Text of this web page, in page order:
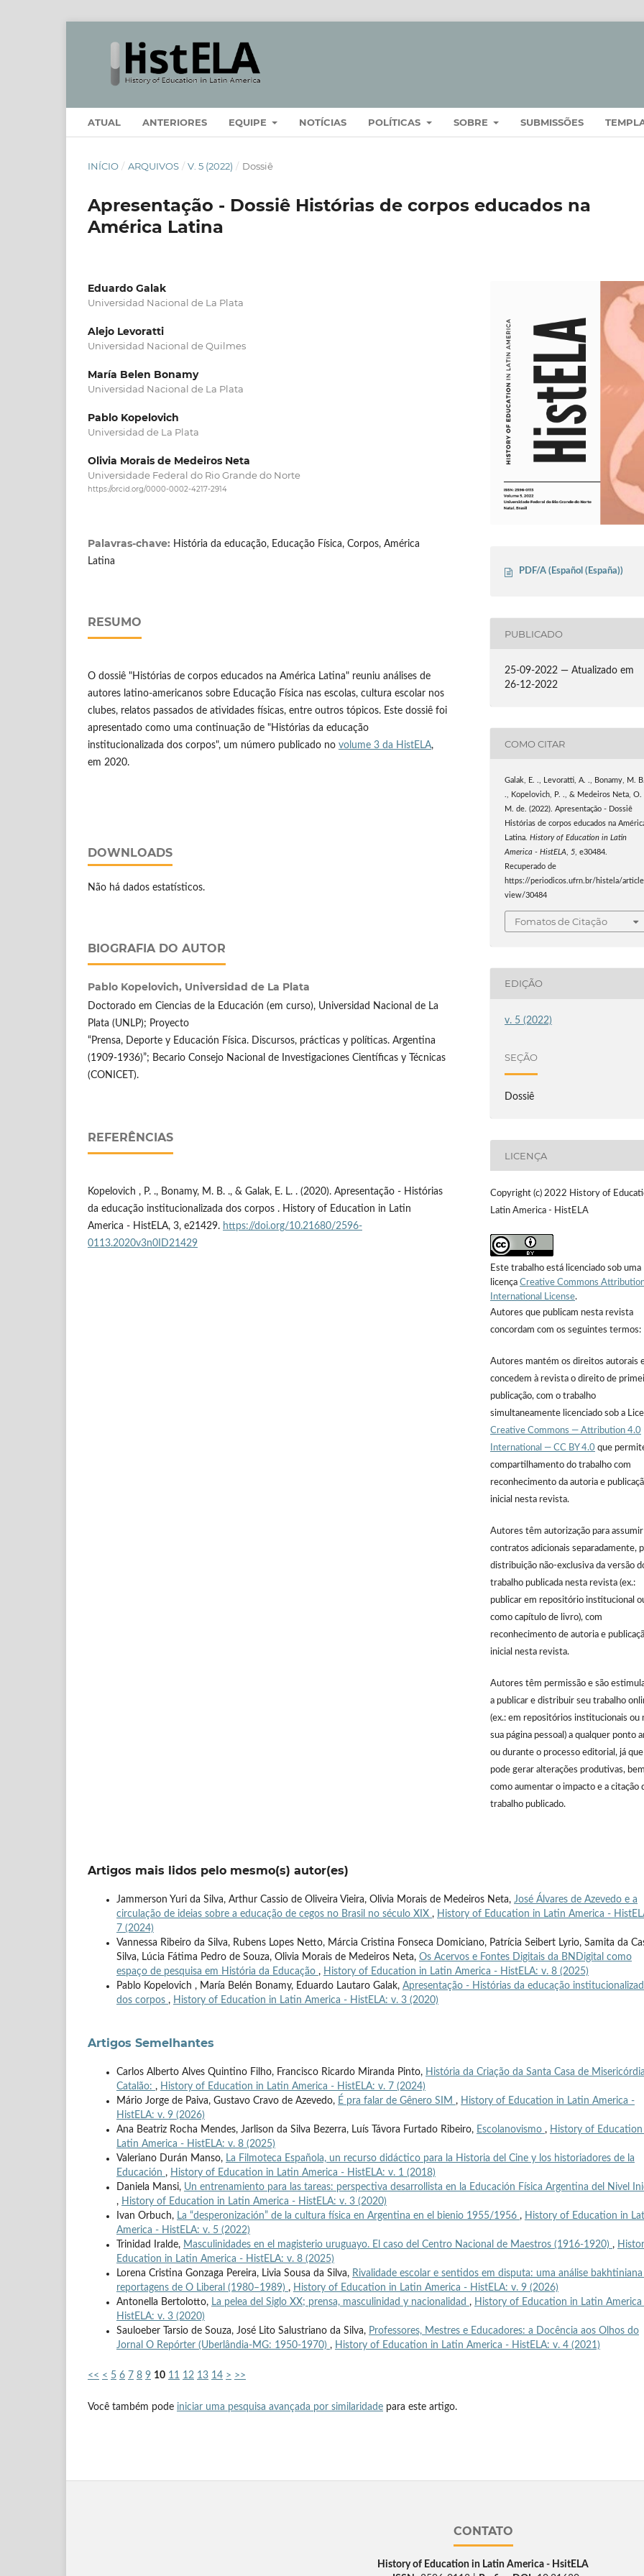
ATUAL ANTERIORES EQUIPE NOTÍCIAS POLÍTICAS SOBRE SUBMISSÕES
INÍCIO / ARQUIVOS / V. 5 (2022) / Dossiê
Apresentação - Dossiê Histórias de corpos educados na
América Latina
Eduardo Galak
Universidad Nacional de La Plata
Alejo Levoratti
Universidad Nacional de Quilmes
María Belen Bonamy
Universidad Nacional de La Plata
Pablo Kopelovich
Universidad de La Plata
Olivia Morais de Medeiros Neta
Universidade Federal do Rio Grande do Norte
https://orcid.org/0000-0002-4217-2914
Palavras-chave: História da educação, Educação Física, Corpos, América
Latina
RESUMO
O dossiê "Histórias de corpos educados na América Latina" reuniu análises de
autores latino-americanos sobre Educação Física nas escolas, cultura escolar nos
clubes, relatos passados de atividades físicas, entre outros tópicos. Este dossiê foi
apresentado como uma continuação de "Histórias da educação
institucionalizada dos corpos", um número publicado no volume 3 da HistELA,
em 2020.
DOWNLOADS
Não há dados estatísticos.
BIOGRAFIA DO AUTOR
Pablo Kopelovich, Universidad de La Plata
Doctorado em Ciencias de la Educación (em curso), Universidad Nacional de La
Plata (UNLP); Proyecto
“Prensa, Deporte y Educación Física. Discursos, prácticas y políticas. Argentina
(1909-1936)”; Becario Consejo Nacional de Investigaciones Científicas y Técnicas
(CONICET).
REFERÊNCIAS
Kopelovich , P. ., Bonamy, M. B. ., & Galak, E. L. . (2020). Apresentação - Histórias
da educação institucionalizada dos corpos . History of Education in Latin
America - HistELA, 3, e21429. https://doi.org/10.21680/2596-
0113.2020v3n0ID21429
PDF/A (Español (España))
PUBLICADO
25-09-2022 — Atualizado em
26-12-2022
COMO CITAR
Galak, E. ., Levoratti, A. ., Bonamy, M. B.
., Kopelovich, P. ., & Medeiros Neta, O.
M. de. (2022). Apresentação - Dossiê
Histórias de corpos educados na
Latina.History of Education in Latin
America - HistELA,5, e30484.
Recuperado de
https://periodicos.ufrn.br/histela/
view/30484
Fomatos de Citação
EDIÇÃO
v. 5 (2022)
SEÇÃO
Dossiê
LICENÇA
Copyright (c) 2022 History of
Latin America - HistELA
Este trabalho está licenciado sob uma
licença Creative Commons
International License.
Autores que publicam nesta revista
concordam com os seguintes termos:
Autores mantém os direitos autorais
concedem à revista o direito de
publicação, com o trabalho
simultaneamente licenciado sob a
Creative Commons — Attribution 4.0
International — CC BY 4.0 que
compartilhamento do trabalho com
reconhecimento da autoria e
inicial nesta revista.
Autores têm autorização para assumir
contratos adicionais separadamente,
distribuição não-exclusiva da versão
trabalho publicada nesta revista (ex.:
publicar em repositório institucional
como capítulo de livro), com
reconhecimento de autoria e
inicial nesta revista.
Autores têm permissão e são
a publicar e distribuir seu trabalho
(ex.: em repositórios institucionais ou
sua página pessoal) a qualquer ponto
ou durante o processo editorial, já
pode gerar alterações produtivas, bem
como aumentar o impacto e a citação
trabalho publicado.
Artigos mais lidos pelo mesmo(s) autor(es)
Jammerson Yuri da Silva, Arthur Cassio de Oliveira Vieira, Olivia Morais de Medeiros Neta, José Álvares de Azevedo e a
circulação de ideias sobre a educação de cegos no Brasil no século XIX , History of Education in Latin America -
7 (2024)
Vannessa Ribeiro da Silva, Rubens Lopes Netto, Márcia Cristina Fonseca Domiciano, Patrícia Seibert Lyrio, Samita da
Silva, Lúcia Fátima Pedro de Souza, Olivia Morais de Medeiros Neta, Os Acervos e Fontes Digitais da BNDigital como
espaço de pesquisa em História da Educação , History of Education in Latin America - HistELA: v. 8 (2025)
Pablo Kopelovich , María Belén Bonamy, Eduardo Lautaro Galak, Apresentação - Histórias da educação
dos corpos , History of Education in Latin America - HistELA: v. 3 (2020)
Artigos Semelhantes
Carlos Alberto Alves Quintino Filho, Francisco Ricardo Miranda Pinto, História da Criação da Santa Casa de
Catalão: , History of Education in Latin America - HistELA: v. 7 (2024)
Mário Jorge de Paiva, Gustavo Cravo de Azevedo, É pra falar de Gênero SIM , History of Education in Latin America -
HistELA: v. 9 (2026)
Ana Beatriz Rocha Mendes, Jarlison da Silva Bezerra, Luís Távora Furtado Ribeiro, Escolanovismo , History of Education
Latin America - HistELA: v. 8 (2025)
Valeriano Durán Manso, La Filmoteca Española, un recurso didáctico para la Historia del Cine y los historiadores de la
Educación , History of Education in Latin America - HistELA: v. 1 (2018)
Daniela Mansi, Un entrenamiento para las tareas: perspectiva desarrollista en la Educación Física Argentina del Nivel
, History of Education in Latin America - HistELA: v. 3 (2020)
Ivan Orbuch, La “desperonización” de la cultura física en Argentina en el bienio 1955/1956 , History of Education in
America - HistELA: v. 5 (2022)
Trinidad Iralde, Masculinidades en el magisterio uruguayo. El caso del Centro Nacional de Maestros (1916-1920) ,
Education in Latin America - HistELA: v. 8 (2025)
Lorena Cristina Gonzaga Pereira, Livia Sousa da Silva, Rivalidade escolar e sentidos em disputa: uma análise bakhtiniana
reportagens de O Liberal (1980–1989) , History of Education in Latin America - HistELA: v. 9 (2026)
Antonella Bertolotto, La pelea del Siglo XX; prensa, masculinidad y nacionalidad , History of Education in Latin America
HistELA: v. 3 (2020)
Sauloeber Tarsio de Souza, José Lito Salustriano da Silva, Professores, Mestres e Educadores: a Docência aos Olhos do
Jornal O Repórter (Uberlândia-MG: 1950-1970) , History of Education in Latin America - HistELA: v. 4 (2021)
<< < 5 6 7 8 9 10 11 12 13 14 > >>
Você também pode iniciar uma pesquisa avançada por similaridade para este artigo.
CONTATO
History of Education in Latin America - HsitELA